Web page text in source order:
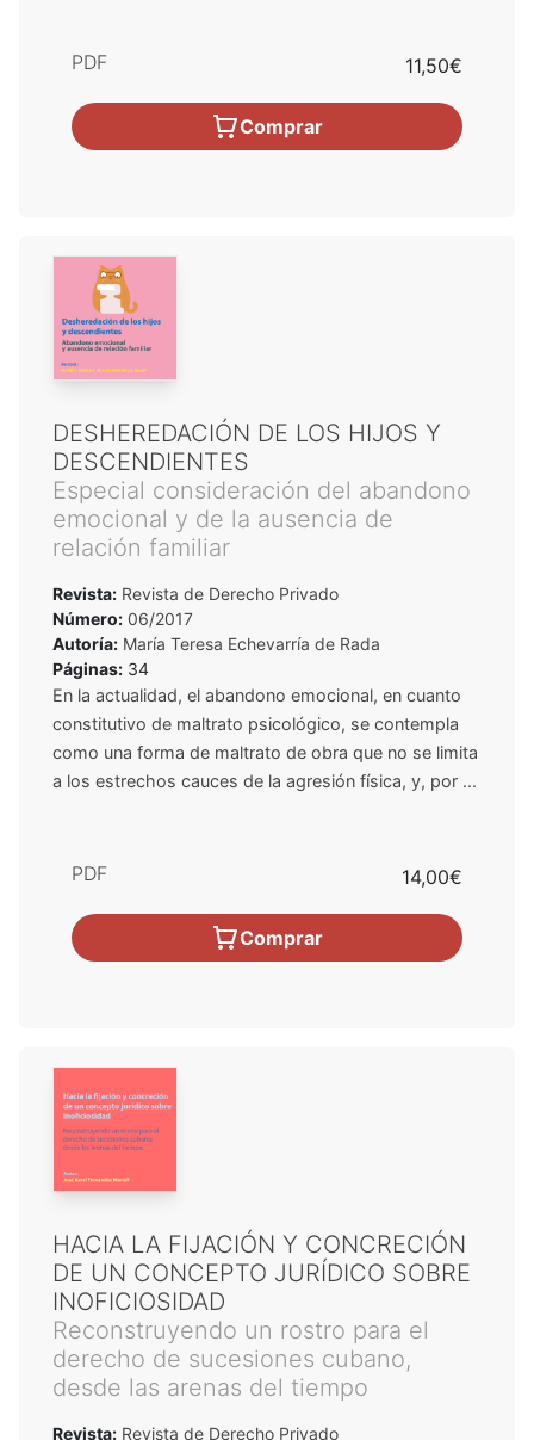
PDF 11,50€
Comprar
DESHEREDACIÓN DE LOS HIJOS Y
DESCENDIENTES
Especial consideración del abandono
emocional y de la ausencia de
relación familiar
Revista: Revista de Derecho Privado
Número: 06/2017
Autoría: María Teresa Echevarría de Rada
Páginas: 34
En la actualidad, el abandono emocional, en cuanto
constitutivo de maltrato psicológico, se contempla
como una forma de maltrato de obra que no se limita
a los estrechos cauces de la agresión física, y, por ...
PDF 14,00€
Comprar
HACIA LA FIJACIÓN Y CONCRECIÓN
DE UN CONCEPTO JURÍDICO SOBRE
INOFICIOSIDAD
Reconstruyendo un rostro para el
derecho de sucesiones cubano,
desde las arenas del tiempo
Revista: Revista de Derecho Privado